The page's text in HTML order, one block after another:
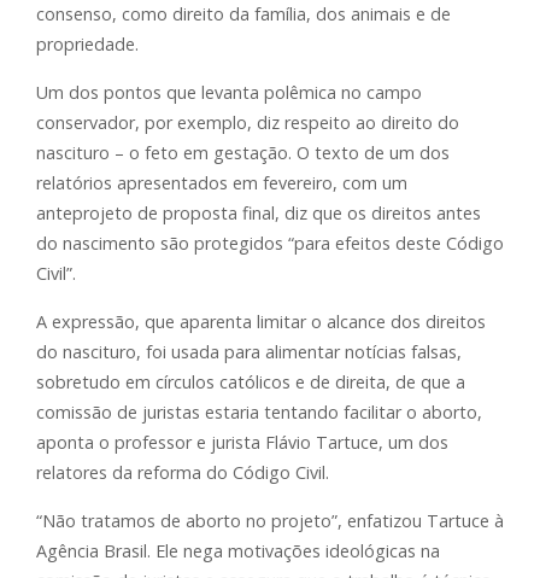
consenso, como direito da família, dos animais e de
propriedade.
Um dos pontos que levanta polêmica no campo
conservador, por exemplo, diz respeito ao direito do
nascituro – o feto em gestação. O texto de um dos
relatórios apresentados em fevereiro, com um
anteprojeto de proposta final, diz que os direitos antes
do nascimento são protegidos “para efeitos deste Código
Civil”.
A expressão, que aparenta limitar o alcance dos direitos
do nascituro, foi usada para alimentar notícias falsas,
sobretudo em círculos católicos e de direita, de que a
comissão de juristas estaria tentando facilitar o aborto,
aponta o professor e jurista Flávio Tartuce, um dos
relatores da reforma do Código Civil.
“Não tratamos de aborto no projeto”, enfatizou Tartuce à
Agência Brasil. Ele nega motivações ideológicas na